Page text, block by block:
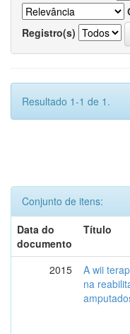
Registro(s)
Resultado 1-1 de 1.
Conjunto de itens:
Data do
documento
Título
2015
A wii
na